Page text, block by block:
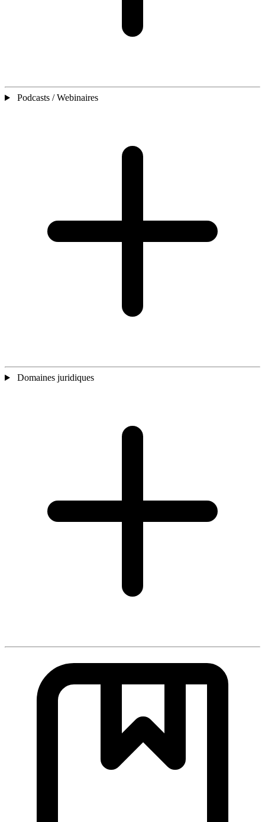
Podcasts / Webinaires
Domaines juridiques